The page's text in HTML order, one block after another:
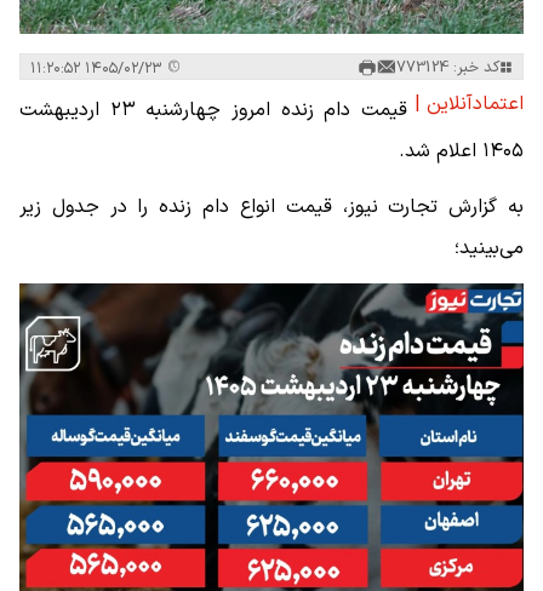
کد خبر: 773124
اعتمادآنلاین |
قیمت دام زنده امروز چهارشنبه ۲۳ اردیبهشت
۱۴۰۵ اعلام شد.
به گزارش تجارت نیوز، قیمت انواع دام زنده را در جدول زیر
می‌بینید؛